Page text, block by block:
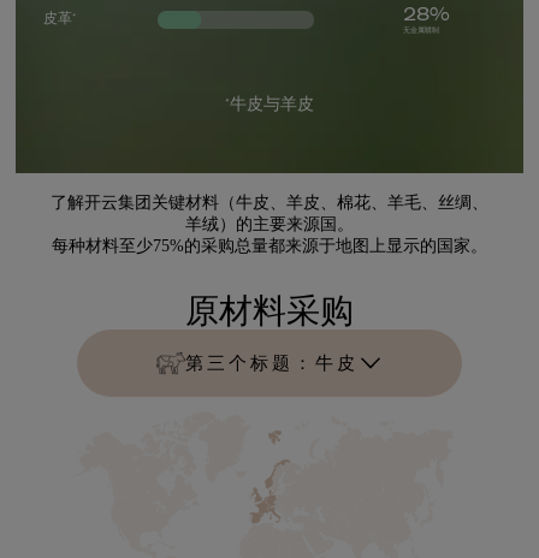
皮革* 28%
无金属鞣制
*牛皮与羊皮
了解开云集团关键材料（牛皮、羊皮、棉花、羊毛、丝绸、
羊绒）的主要来源国。
每种材料至少75%的采购总量都来源于地图上显示的国家。
原材料采购
第三个标题：牛皮